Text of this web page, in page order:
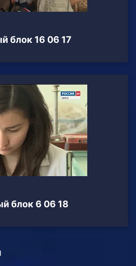
блок 16 06 17
блок 6 06 18